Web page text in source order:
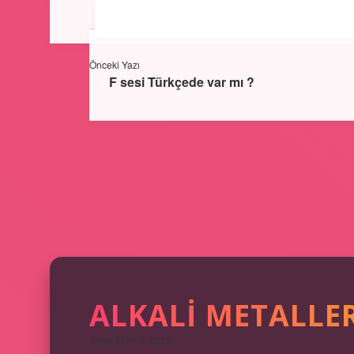
ALKALI
Tarih: Ekim 3, 2025
Önceki Yazı
F sesi Türkçede var mı ?